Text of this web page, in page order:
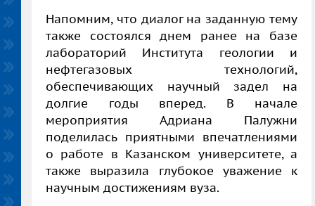
Напомним, что диалог на заданную тему
также состоялся днем ранее на базе
лабораторий Института геологии и
нефтегазовых технологий,
обеспечивающих научный задел на
долгие годы вперед. В начале
мероприятия Адриана Палужни
поделилась приятными впечатлениями
о работе в Казанском университете, а
также выразила глубокое уважение к
научным достижениям вуза.